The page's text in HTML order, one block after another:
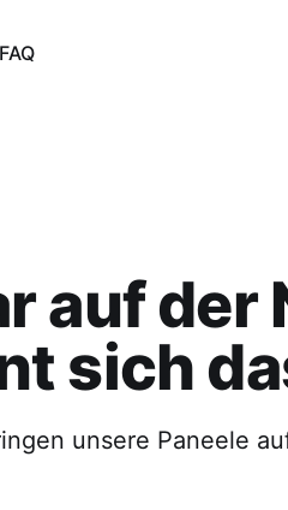
auf der
sich
unsere Paneele